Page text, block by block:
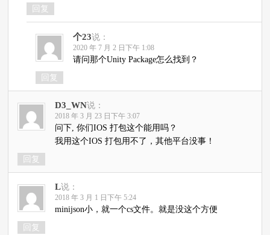
回复
个23说：
2020 年 7 月 2 日下午 1:08
请问那个Unity Package怎么找到？
回复
D3_WN说：
2018 年 3 月 23 日下午 3:07
问下, 你们IOS 打包这个能用吗？
我用这个IOS 打包用不了，其他平台没事！
回复
L说：
2018 年 3 月 1 日下午 5:24
minijson小，就一个cs文件。就是没这个方便
回复